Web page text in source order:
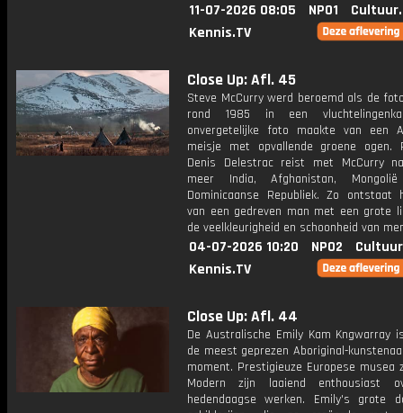
11-07-2026 08:05 NPO1
Kennis.TV
Close Up: Afl. 45
Steve McCurry werd beroemd als de
rond 1985 in een
onvergetelijke foto maakte van een
meisje met opvallende groene ogen.
Denis Delestrac reist met McCurry
meer India, Afghanistan,
Dominicaanse Republiek. Zo ontstaat
van een gedreven man met een grote
de veelkleurigheid en schoonheid van
04-07-2026 10:20 NPO2
Kennis.TV
Close Up: Afl. 44
De Australische Emily Kam Kngwarray
de meest geprezen Aboriginal-
moment. Prestigieuze Europese musea
Modern zijn laaiend enthousiast
hedendaagse werken. Emily's grote